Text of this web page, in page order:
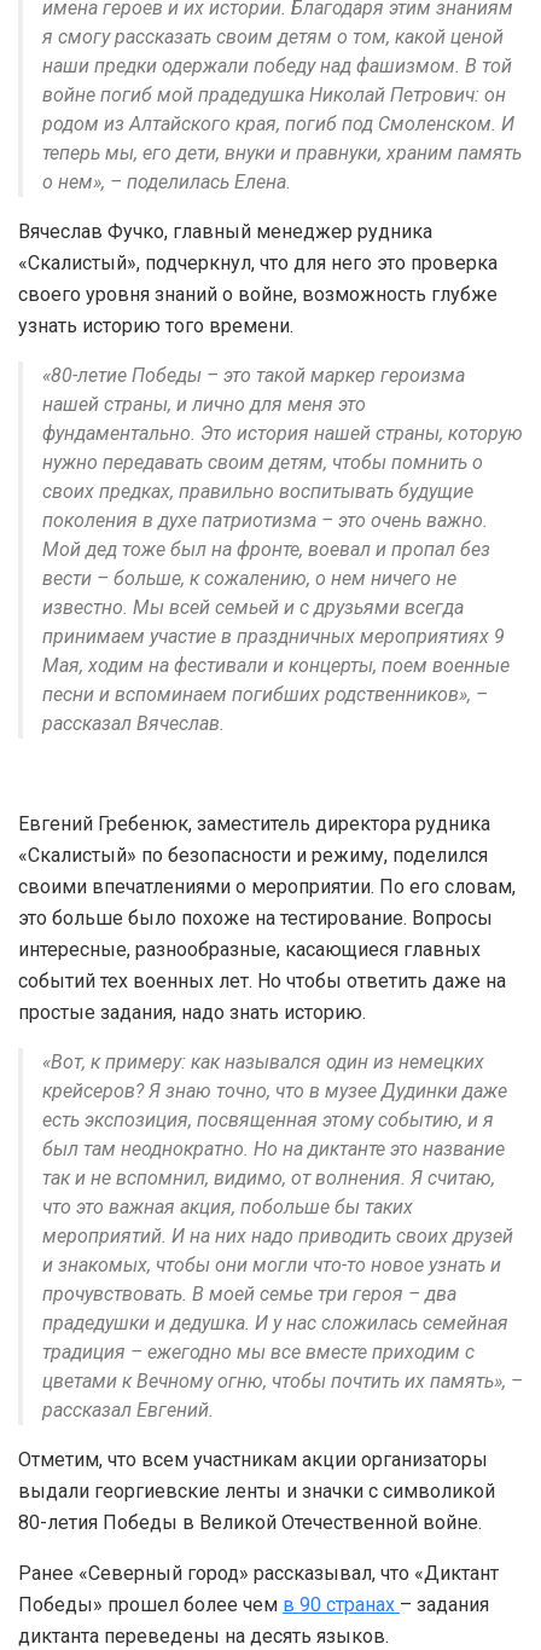
имена героев и их истории. Благодаря этим знаниям
я смогу рассказать своим детям о том, какой ценой
наши предки одержали победу над фашизмом. В той
войне погиб мой прадедушка Николай Петрович: он
родом из Алтайского края, погиб под Смоленском. И
теперь мы, его дети, внуки и правнуки, храним память
о нем», – поделилась Елена.
Вячеслав Фучко, главный менеджер рудника
«Скалистый», подчеркнул, что для него это проверка
своего уровня знаний о войне, возможность глубже
узнать историю того времени.
«80-летие Победы – это такой маркер героизма
нашей страны, и лично для меня это
фундаментально. Это история нашей страны, которую
нужно передавать своим детям, чтобы помнить о
своих предках, правильно воспитывать будущие
поколения в духе патриотизма – это очень важно.
Мой дед тоже был на фронте, воевал и пропал без
вести – больше, к сожалению, о нем ничего не
известно. Мы всей семьей и с друзьями всегда
принимаем участие в праздничных мероприятиях 9
Мая, ходим на фестивали и концерты, поем военные
песни и вспоминаем погибших родственников», –
рассказал Вячеслав.
Евгений Гребенюк, заместитель директора рудника
«Скалистый» по безопасности и режиму, поделился
своими впечатлениями о мероприятии. По его словам,
это больше было похоже на тестирование. Вопросы
интересные, разнообразные, касающиеся главных
событий тех военных лет. Но чтобы ответить даже на
простые задания, надо знать историю.
«Вот, к примеру: как назывался один из немецких
крейсеров? Я знаю точно, что в музее Дудинки даже
есть экспозиция, посвященная этому событию, и я
был там неоднократно. Но на диктанте это название
так и не вспомнил, видимо, от волнения. Я считаю,
что это важная акция, побольше бы таких
мероприятий. И на них надо приводить своих друзей
и знакомых, чтобы они могли что-то новое узнать и
прочувствовать. В моей семье три героя – два
прадедушки и дедушка. И у нас сложилась семейная
традиция – ежегодно мы все вместе приходим с
цветами к Вечному огню, чтобы почтить их память», –
рассказал Евгений.
Отметим, что всем участникам акции организаторы
выдали георгиевские ленты и значки с символикой
80-летия Победы в Великой Отечественной войне.
Ранее «Северный город» рассказывал, что «Диктант
Победы» прошел более чем в 90 странах – задания
диктанта переведены на десять языков.